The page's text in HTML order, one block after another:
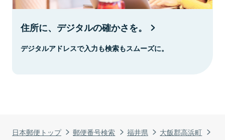
日本郵便トップ 郵便番号検索 福井県
大飯郡高浜町
住所に、デジタルの確かさを。
デジタルアドレスで入力も検索もスムーズに。